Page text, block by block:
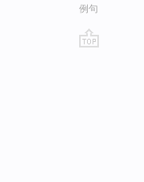
例句